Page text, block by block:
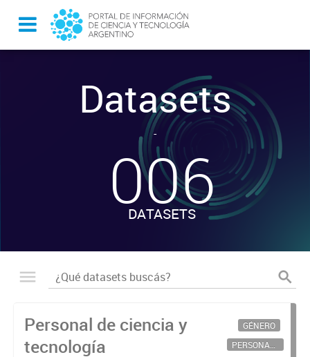
Datasets
-
006
DATASETS
Personal de ciencia y
tecnología
GÉNERO
PERSONAL CIENTÍFICO-TECNOLÓGICO